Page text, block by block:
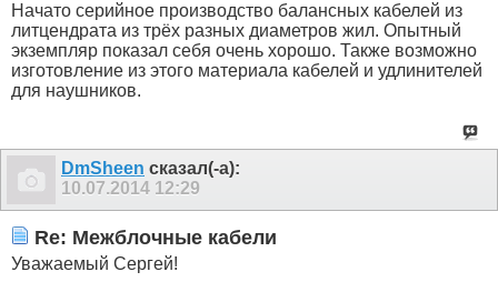
Начато серийное производство балансных кабелей из
литцендрата из трёх разных диаметров жил. Опытный
экземпляр показал себя очень хорошо. Также возможно
изготовление из этого материала кабелей и удлинителей
для наушников.
DmSheen сказал(-а):
10.07.2014 12:29
Re: Межблочные кабели
Уважаемый Сергей!